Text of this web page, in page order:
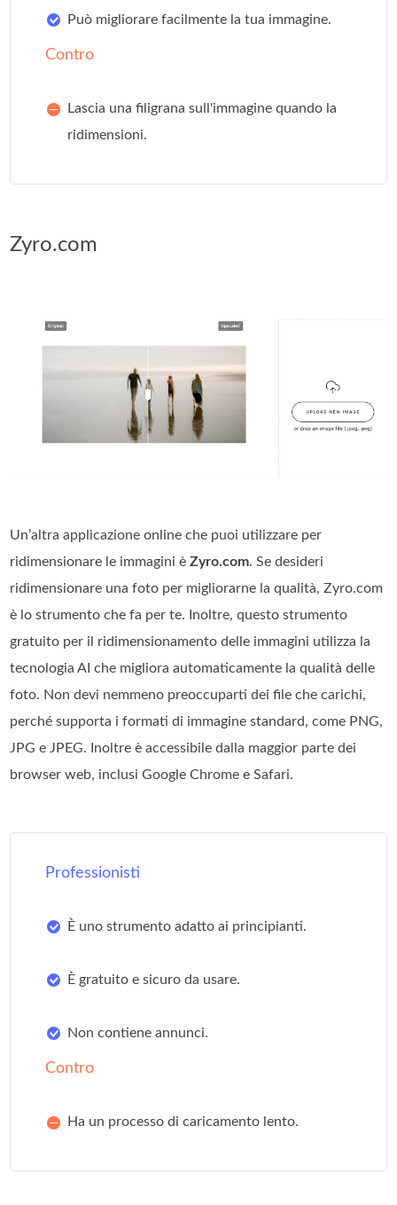
Può migliorare facilmente la tua immagine.
Contro
Lascia una filigrana sull'immagine quando la
ridimensioni.
Zyro.com
Un’altra applicazione online che puoi utilizzare per
ridimensionare le immagini èZyro.com. Se desideri
ridimensionare una foto per migliorarne la qualità, Zyro.com
è lo strumento che fa per te. Inoltre, questo strumento
gratuito per il ridimensionamento delle immagini utilizza la
tecnologia AI che migliora automaticamente la qualità delle
foto. Non devi nemmeno preoccuparti dei file che carichi,
perché supporta i formati di immagine standard, come PNG,
JPG e JPEG. Inoltre è accessibile dalla maggior parte dei
browser web, inclusi Google Chrome e Safari.
Professionisti
È uno strumento adatto ai principianti.
È gratuito e sicuro da usare.
Non contiene annunci.
Contro
Ha un processo di caricamento lento.